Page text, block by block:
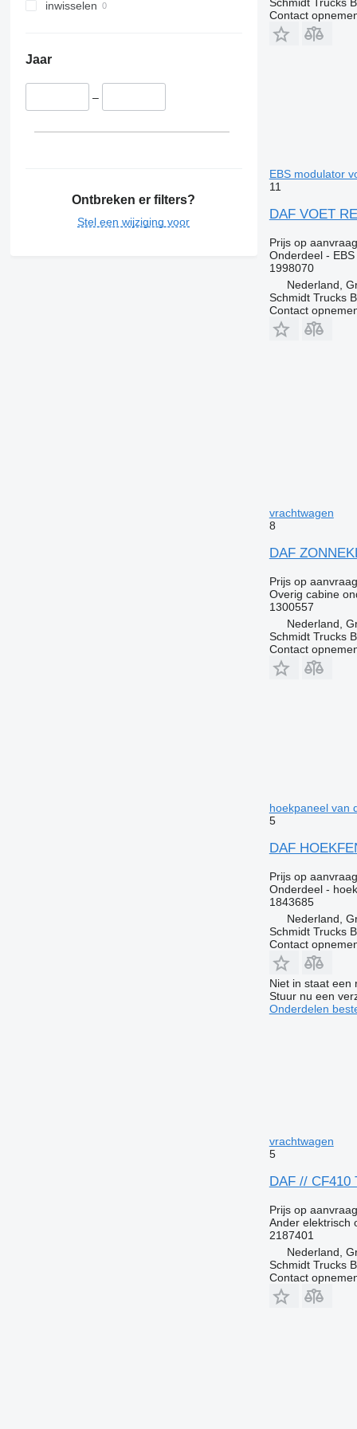
inwisselen
Jaar
–
Ontbreken er filters?
Stel een wijziging voor
Contact
EBS modulator
11
DAF VOET
Prijs op aanvraag
Onderdeel -
1998070
Nederland,
Schmidt Trucks
Contact
vrachtwagen
8
DAF
Prijs op aanvraag
Overig cabine
1300557
Nederland,
Schmidt Trucks
Contact
hoekpaneel van
5
DAF
Prijs op aanvraag
Onderdeel -
1843685
Nederland,
Schmidt Trucks
Contact
Niet in staat een
Stuur nu een
Onderdelen
vrachtwagen
5
DAF // CF410
Prijs op aanvraag
Ander elektrisch
2187401
Nederland,
Schmidt Trucks
Contact